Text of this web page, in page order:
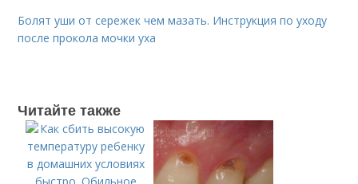
Болят уши от сережек чем мазать. Инструкция по уходу
после прокола мочки уха
Читайте также